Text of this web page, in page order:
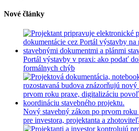
Nové články
Portál výstavby v praxi: ako podať
formálnych chýb
Nový stavebný zákon po prvom roku
pre investora, projektanta a